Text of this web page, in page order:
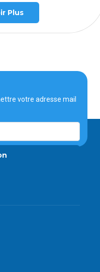
Plus
votre adresse mail